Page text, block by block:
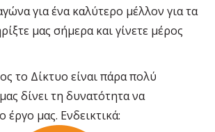
για ένα καλύτερο μέλλον για τα
μας σήμερα και γίνετε μέρος
το Δίκτυο είναι πάρα πολύ
δίνει τη δυνατότητα να
έργο μας. Ενδεικτικά: